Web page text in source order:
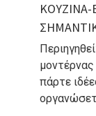
μοντέρνας
πάρτε